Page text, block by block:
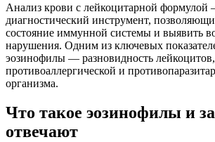
Анализ крови с лейкоцитарной
диагностический инструмент,
состояние иммунной системы и выявить
нарушения. Одним из ключевых
эозинофилы — разновидность
противоаллергической и
организма.
Что такое эозинофилы и
отвечают